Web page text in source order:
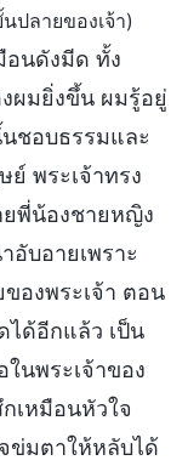
ปลายของเจ้า)
อนดังมีด ทั้ง
ผมยิ่งขึ้น ผมรู้อยู่
ชอบธรรมและ
พระเจ้าทรง
ยพี่น้องชายหญิง
อับอายเพราะ
องพระเจ้า ตอน
ได้อีกแล้ว เป็น
นพระเจ้าของ
เหมือนหัวใจ
ข่มตาให้หลับได้